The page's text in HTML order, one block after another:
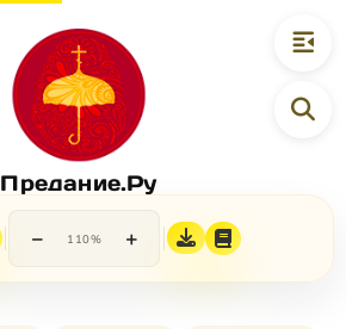
Предание.Ру
− 110% +